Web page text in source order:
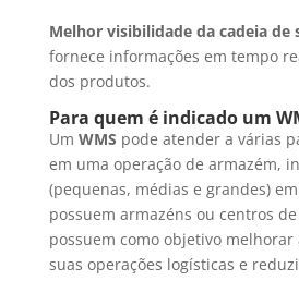
Melhor visibilidade da cadeia de
fornece informações em tempo
dos produtos.
Para quem é indicado um
Um WMS pode atender a várias
em uma operação de armazém,
(pequenas, médias e grandes)
possuem armazéns ou centros
possuem como objetivo
suas operações logísticas e